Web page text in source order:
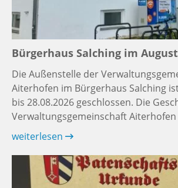
Bürgerhaus Salching im
Die Außenstelle der
Aiterhofen im Bürgerhaus Salching
bis 28.08.2026 geschlossen. Die
Verwaltungsgemeinschaft Aiterhofen
weiterlesen